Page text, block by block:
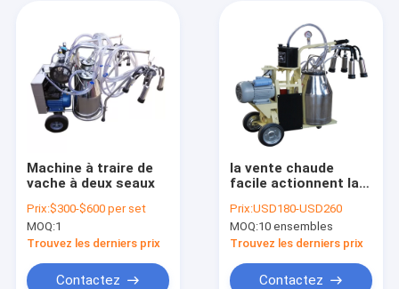
Machine à traire de
vache à deux seaux
Prix:$300-$600 per set
MOQ:1
Trouvez les derniers prix
Contactez
la vente chaude
facile actionnent la
traire de vache à
installation laitière
Prix:USD180-USD260
MOQ:10 ensembles
Trouvez les derniers prix
Contactez